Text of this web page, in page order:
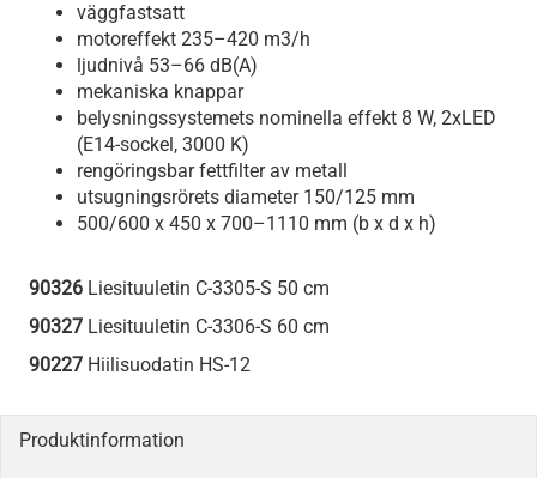
väggfastsatt
motoreffekt 235–420 m3/h
ljudnivå 53–66 dB(A)
mekaniska knappar
belysningssystemets nominella effekt 8 W, 2xLED
(E14-sockel, 3000 K)
rengöringsbar fettfilter av metall
utsugningsrörets diameter 150/125 mm
500/600 x 450 x 700–1110 mm (b x d x h)
90326 Liesituuletin C-3305-S 50 cm
90327 Liesituuletin C-3306-S 60 cm
90227 Hiilisuodatin HS-12
Produktinformation